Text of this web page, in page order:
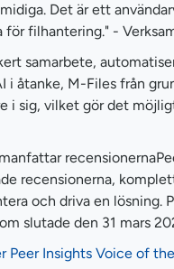
Det är ett
för filhantering." -
samarbete,
i åtanke, M-Files från
i sig, vilket gör det
recensionerna,
och driva en lösning.
slutade den 31 mars
Peer Insights Voice of